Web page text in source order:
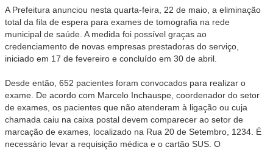
A Prefeitura anunciou nesta quarta-feira, 22 de maio, a eliminação
total da fila de espera para exames de tomografia na rede
municipal de saúde. A medida foi possível graças ao
credenciamento de novas empresas prestadoras do serviço,
iniciado em 17 de fevereiro e concluído em 30 de abril.
Desde então, 652 pacientes foram convocados para realizar o
exame. De acordo com Marcelo Inchauspe, coordenador do setor
de exames, os pacientes que não atenderam à ligação ou cuja
chamada caiu na caixa postal devem comparecer ao setor de
marcação de exames, localizado na Rua 20 de Setembro, 1234. É
necessário levar a requisição médica e o cartão SUS. O